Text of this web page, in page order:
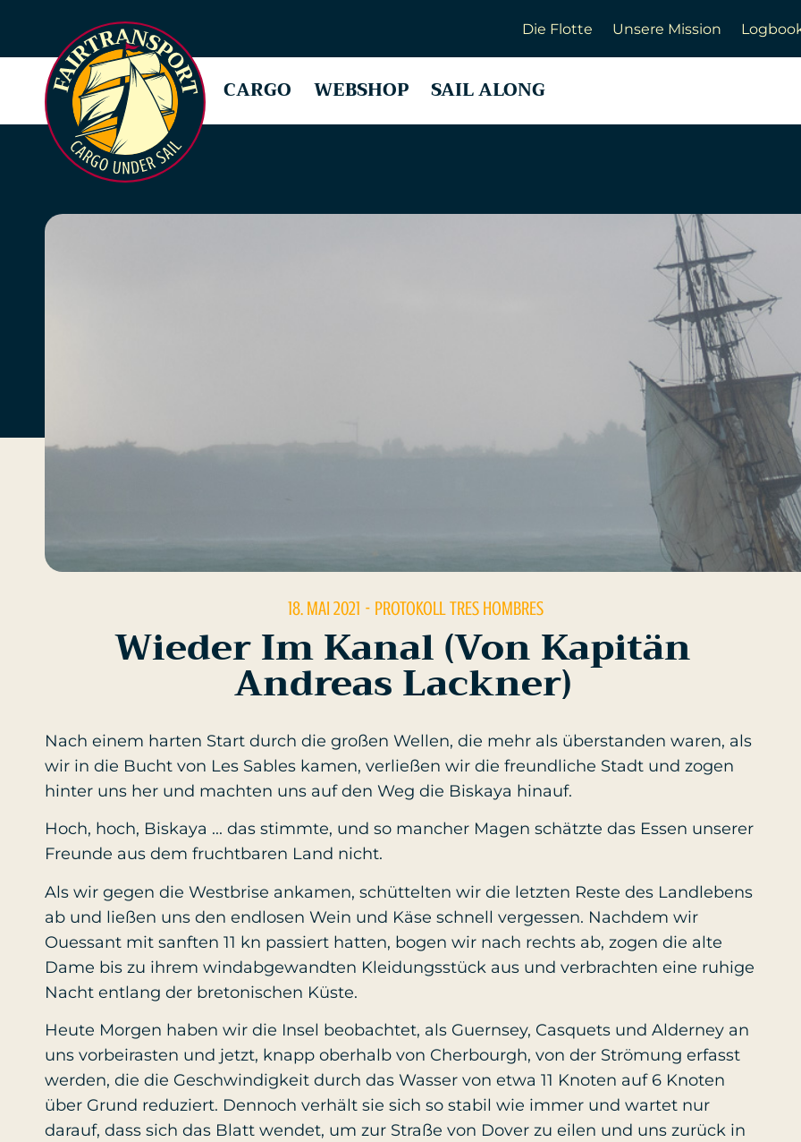
Die Flotte Unsere Mission
CARGO WEBSHOP SAIL ALONG
18. MAI 2021 - PROTOKOLL TRES HOMBRES
Wieder Im Kanal (Von Kapitän
Andreas Lackner)
Nach einem harten Start durch die großen Wellen, die mehr als überstanden waren, als
wir in die Bucht von Les Sables kamen, verließen wir die freundliche Stadt und zogen
hinter uns her und machten uns auf den Weg die Biskaya hinauf.
Hoch, hoch, Biskaya ... das stimmte, und so mancher Magen schätzte das Essen unserer
Freunde aus dem fruchtbaren Land nicht.
Als wir gegen die Westbrise ankamen, schüttelten wir die letzten Reste des Landlebens
ab und ließen uns den endlosen Wein und Käse schnell vergessen. Nachdem wir
Ouessant mit sanften 11 kn passiert hatten, bogen wir nach rechts ab, zogen die alte
Dame bis zu ihrem windabgewandten Kleidungsstück aus und verbrachten eine ruhige
Nacht entlang der bretonischen Küste.
Heute Morgen haben wir die Insel beobachtet, als Guernsey, Casquets und Alderney an
uns vorbeirasten und jetzt, knapp oberhalb von Cherbourgh, von der Strömung erfasst
werden, die die Geschwindigkeit durch das Wasser von etwa 11 Knoten auf 6 Knoten
über Grund reduziert. Dennoch verhält sie sich so stabil wie immer und wartet nur
darauf, dass sich das Blatt wendet, um zur Straße von Dover zu eilen und uns zurück in